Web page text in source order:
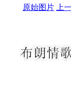
原始图片 上